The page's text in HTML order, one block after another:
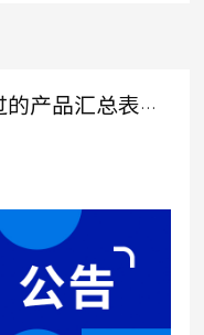
“百城千屏”大屏测试通过的产品汇总表（2023.04.17更新）